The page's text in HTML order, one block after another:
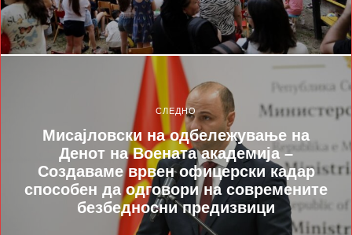
СЛЕДНО
Мисајловски на одбележување на
Денот на Воената академија –
Создаваме врвен офицерски кадар
способен да одговори на современите
безбедносни предизвици